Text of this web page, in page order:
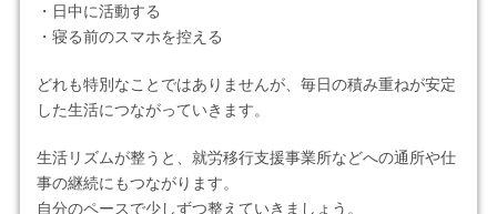
・日中に活動する
・寝る前のスマホを控える
どれも特別なことではありませんが、毎日の積み重ねが安定
した生活につながっていきます。
生活リズムが整うと、就労移行支援事業所などへの通所や仕
事の継続にもつながります。
自分のペースで少しずつ整えていきましょう。